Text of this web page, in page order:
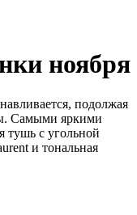
ноября
подолжая
Самыми яркими
тушь с угольной
и тональная